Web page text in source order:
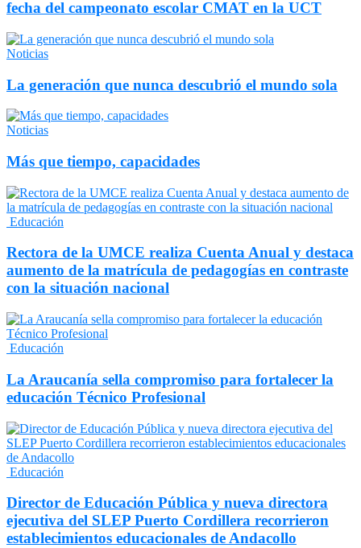
fecha del campeonato escolar CMAT en la UCT
Noticias
La generación que nunca descubrió el mundo sola
Noticias
Más que tiempo, capacidades
Educación
Rectora de la UMCE realiza Cuenta Anual y destaca
aumento de la matrícula de pedagogías en contraste
con la situación nacional
Educación
La Araucanía sella compromiso para fortalecer la
educación Técnico Profesional
Educación
Director de Educación Pública y nueva directora
ejecutiva del SLEP Puerto Cordillera recorrieron
establecimientos educacionales de Andacollo